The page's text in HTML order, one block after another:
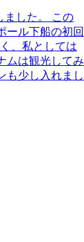
ました。 この
ール下船の初回
、私としては
ムは観光してみ
も少し入れまし